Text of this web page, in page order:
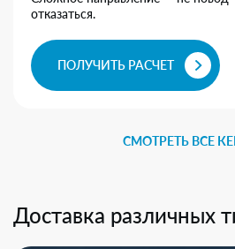
СМОТРЕТЬ ВСЕ
отказаться.
ПОЛУЧИТЬ РАСЧЕТ
Доставка различных